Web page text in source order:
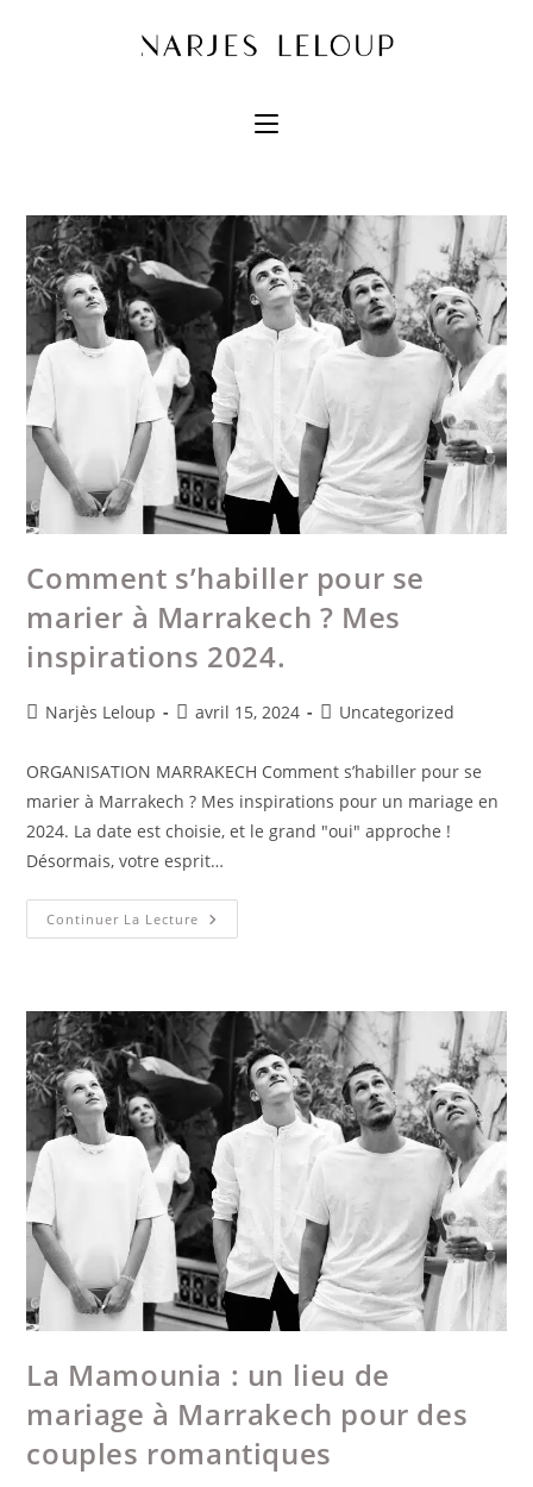
Comment s’habiller pour se
marier à Marrakech ? Mes
inspirations 2024.
Narjès Leloup avril 15, 2024 Uncategorized
ORGANISATION MARRAKECH Comment s’habiller pour se
marier à Marrakech ? Mes inspirations pour un mariage en
2024. La date est choisie, et le grand "oui" approche !
Désormais, votre esprit…
Continuer La Lecture
La Mamounia : un lieu de
mariage à Marrakech pour des
couples romantiques